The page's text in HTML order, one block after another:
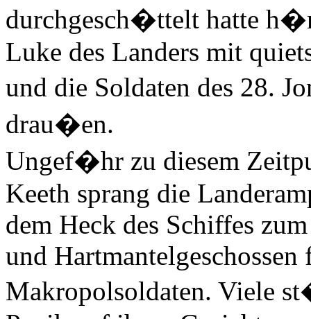
durchgesch�ttelt hatte
Luke des Landers mit
und die Soldaten des 28.
drau�en.
Ungef�hr zu diesem
Keeth sprang die
dem Heck des Schiffes
und
Makropolsoldaten. Viele